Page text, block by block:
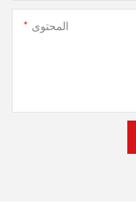
المحتوى